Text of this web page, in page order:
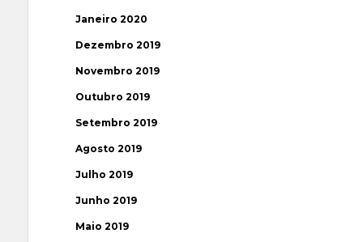
Janeiro 2020
Dezembro 2019
Novembro 2019
Outubro 2019
Setembro 2019
Agosto 2019
Julho 2019
Junho 2019
Maio 2019